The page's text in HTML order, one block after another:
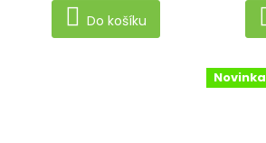
Do košíku
Novinka